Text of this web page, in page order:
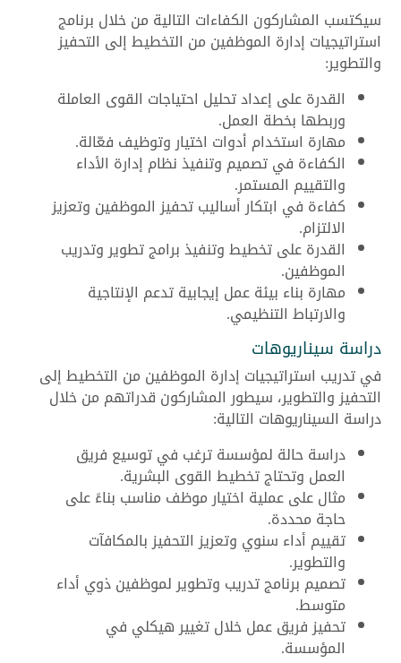
سيكتسب المشاركون الكفاءات التالية من خلال برنامج
استراتيجيات إدارة الموظفين من التخطيط إلى التحفيز
والتطوير:
القدرة على إعداد تحليل احتياجات القوى العاملة
وربطها بخطة العمل.
مهارة استخدام أدوات اختيار وتوظيف فعّالة.
الكفاءة في تصميم وتنفيذ نظام إدارة الأداء
والتقييم المستمر.
كفاءة في ابتكار أساليب تحفيز الموظفين وتعزيز
الالتزام.
القدرة على تخطيط وتنفيذ برامج تطوير وتدريب
الموظفين.
مهارة بناء بيئة عمل إيجابية تدعم الإنتاجية
والارتباط التنظيمي.
دراسة سيناريوهات
في تدريب استراتيجيات إدارة الموظفين من التخطيط إلى
التحفيز والتطوير، سيطور المشاركون قدراتهم من خلال
دراسة السيناريوهات التالية:
دراسة حالة لمؤسسة ترغب في توسيع فريق
العمل وتحتاج تخطيط القوى البشرية.
مثال على عملية اختيار موظف مناسب بناءً على
حاجة محددة.
تقييم أداء سنوي وتعزيز التحفيز بالمكافآت
والتطوير.
تصميم برنامج تدريب وتطوير لموظفين ذوي أداء
متوسط.
تحفيز فريق عمل خلال تغيير هيكلي في
المؤسسة.